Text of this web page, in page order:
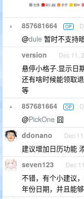
857681664 OP
@dule 暂时不支持
version Dec 11,
悬停小格子.显示日
还有啥时候能领取
等
857681664 OP
@PickOne 囧
ddonano Dec
建议增加日历功能
seven123 Dec
不错，有个小建议
年份日期，并且能